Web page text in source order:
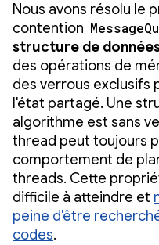
Nous avons résolu le
contention
structure de
des opérations de
des verrous exclusifs
l'état partagé. Une
algorithme est sans
thread peut toujours
comportement de
threads. Cette
difficile à atteindre et
peine d'être
codes.